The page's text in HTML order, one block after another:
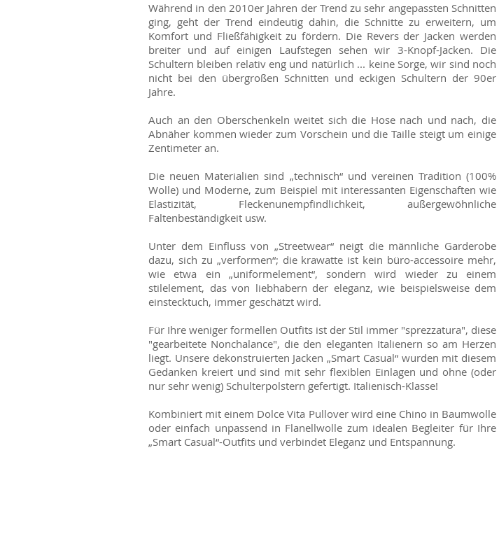
Während in den 2010er Jahren der Trend zu sehr angepassten Schnitten
ging, geht der Trend eindeutig dahin, die Schnitte zu erweitern, um
Komfort und Fließfähigkeit zu fördern. Die Revers der Jacken werden
breiter und auf einigen Laufstegen sehen wir 3-Knopf-Jacken. Die
Schultern bleiben relativ eng und natürlich ... keine Sorge, wir sind noch
nicht bei den übergroßen Schnitten und eckigen Schultern der 90er
Jahre.
Auch an den Oberschenkeln weitet sich die Hose nach und nach, die
Abnäher kommen wieder zum Vorschein und die Taille steigt um einige
Zentimeter an.
Die neuen Materialien sind „technisch“ und vereinen Tradition (100%
Wolle) und Moderne, zum Beispiel mit interessanten Eigenschaften wie
Elastizität, Fleckenunempfindlichkeit, außergewöhnliche
Faltenbeständigkeit usw.
Unter dem Einfluss von „Streetwear“ neigt die männliche Garderobe
dazu, sich zu „verformen“; die krawatte ist kein büro-accessoire mehr,
wie etwa ein „uniformelement“, sondern wird wieder zu einem
stilelement, das von liebhabern der eleganz, wie beispielsweise dem
einstecktuch, immer geschätzt wird.
Für Ihre weniger formellen Outfits ist der Stil immer "sprezzatura", diese
"gearbeitete Nonchalance", die den eleganten Italienern so am Herzen
liegt. Unsere dekonstruierten Jacken „Smart Casual“ wurden mit diesem
Gedanken kreiert und sind mit sehr flexiblen Einlagen und ohne (oder
nur sehr wenig) Schulterpolstern gefertigt. Italienisch-Klasse!
Kombiniert mit einem Dolce Vita Pullover wird eine Chino in Baumwolle
oder einfach unpassend in Flanellwolle zum idealen Begleiter für Ihre
„Smart Casual“-Outfits und verbindet Eleganz und Entspannung.